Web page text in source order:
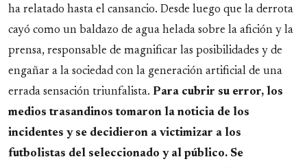
ha relatado hasta el cansancio. Desde luego que la derrota
cayó como un baldazo de agua helada sobre la afición y la
prensa, responsable de magnificar las posibilidades y de
engañar a la sociedad con la generación artificial de una
errada sensación triunfalista. Para cubrir su error, los
medios trasandinos tomaron la noticia de los
incidentes y se decidieron a victimizar a los
futbolistas del seleccionado y al público. Se